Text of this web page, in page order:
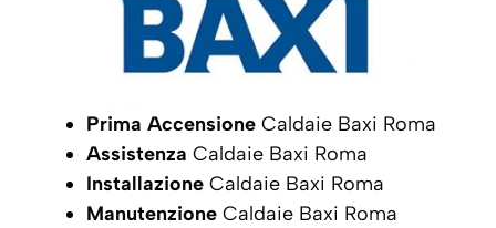
Prima Accensione Caldaie Baxi Roma
Assistenza Caldaie Baxi Roma
Installazione Caldaie Baxi Roma
Manutenzione Caldaie Baxi Roma